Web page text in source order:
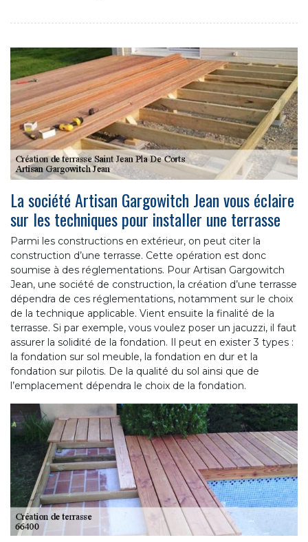
La société Artisan Gargowitch Jean vous éclaire
sur les techniques pour installer une terrasse
Parmi les constructions en extérieur, on peut citer la
construction d’une terrasse. Cette opération est donc
soumise à des réglementations. Pour Artisan Gargowitch
Jean, une société de construction, la création d’une terrasse
dépendra de ces réglementations, notamment sur le choix
de la technique applicable. Vient ensuite la finalité de la
terrasse. Si par exemple, vous voulez poser un jacuzzi, il faut
assurer la solidité de la fondation. Il peut en exister 3 types :
la fondation sur sol meuble, la fondation en dur et la
fondation sur pilotis. De la qualité du sol ainsi que de
l’emplacement dépendra le choix de la fondation.